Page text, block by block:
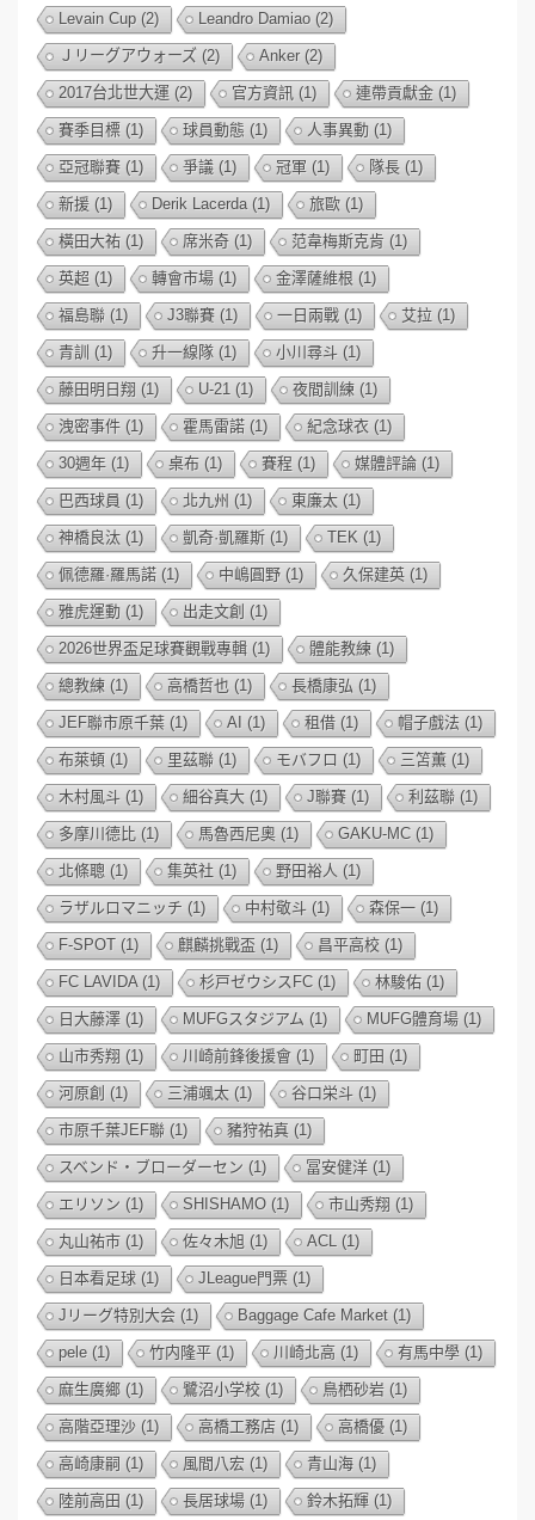
Levain Cup (2) Leandro Damiao (2)
Ｊリーグアウォーズ (2) Anker(2)
2017台北世大運 (2) 官方資訊 (1) 連帶貢獻金 (1)
賽季目標 (1) 球員動態 (1) 人事異動 (1)
亞冠聯賽 (1) 爭議 (1) 冠軍 (1) 隊長 (1)
新援 (1) Derik Lacerda (1) 旅歐 (1)
橫田大祐 (1) 席米奇 (1) 范韋梅斯克肯 (1)
英超 (1) 轉會市場 (1) 金澤薩維根 (1)
福島聯 (1) J3聯賽 (1) 一日兩戰 (1) 艾拉 (1)
青訓 (1) 升一線隊 (1) 小川尋斗 (1)
藤田明日翔 (1) U-21 (1) 夜間訓練 (1)
洩密事件 (1) 霍馬雷諾 (1) 紀念球衣 (1)
30週年 (1) 桌布 (1) 賽程 (1) 媒體評論 (1)
巴西球員 (1) 北九州 (1) 東廉太 (1)
神橋良汰 (1) 凱奇·凱羅斯 (1) TEK (1)
佩德羅·羅馬諾 (1) 中嶋圓野 (1) 久保建英 (1)
雅虎運動 (1) 出走文創 (1)
2026世界盃足球賽觀戰專輯 (1) 體能教練 (1)
總教練 (1) 高橋哲也 (1) 長橋康弘 (1)
JEF聯市原千葉 (1) AI (1) 租借 (1) 帽子戲法 (1)
布萊頓 (1) 里茲聯 (1) モバフロ (1) 三笘薫 (1)
木村風斗 (1) 細谷真大 (1) J聯賽 (1) 利茲聯 (1)
多摩川德比 (1) 馬魯西尼奧 (1) GAKU-MC (1)
北條聰 (1) 集英社 (1) 野田裕人 (1)
ラザルロマニッチ (1) 中村敬斗 (1) 森保一 (1)
F-SPOT (1) 麒麟挑戰盃 (1) 昌平高校 (1)
FC LAVIDA (1) 杉戸ゼウシスFC (1) 林駿佑 (1)
日大藤澤 (1) MUFGスタジアム (1) MUFG體育場 (1)
山市秀翔 (1) 川崎前鋒後援會 (1) 町田 (1)
河原創 (1) 三浦颯太 (1) 谷口栄斗 (1)
市原千葉JEF聯 (1) 豬狩祐真 (1)
スベンド・ブローダーセン (1) 冨安健洋 (1)
エリソン (1) SHISHAMO (1) 市山秀翔 (1)
丸山祐市 (1) 佐々木旭 (1) ACL (1)
日本看足球 (1) JLeague門票 (1)
Jリーグ特別大会 (1) Baggage Cafe Market (1)
pele (1) 竹内隆平 (1) 川崎北高 (1) 有馬中學 (1)
麻生廣鄉 (1) 鷺沼小学校 (1) 鳥栖砂岩 (1)
高階亞理沙 (1) 高橋工務店 (1) 高橋優 (1)
高崎康嗣 (1) 風間八宏 (1) 青山海 (1)
陸前高田 (1) 長居球場 (1) 鈴木拓輝 (1)